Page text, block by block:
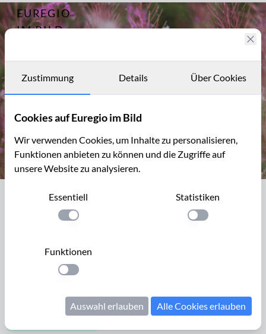
EUREGIO
IM BILD
Archiv
Kontakt
Archiv 12551
Wiese mit Weidenröschen beim
Matronenheiligtum von Nettersheim
Rohbodenpionier z.B. Kahlschläge, Uferzonen und
Schuttflächen. Die Blütezeit ist von Juni bis August.
Zustimmung Details Über Cookies
Cookies auf Euregio im Bild
Wir verwenden Cookies, um Inhalte zu personalisieren,
Funktionen anbieten zu können und die Zugriffe auf
unsere Website zu analysieren.
Essentiell
Einstellung anwenden
Statistiken
Einstellung
Funktionen
Einstellung anwenden
Auswahl erlauben Alle Cookies erlauben